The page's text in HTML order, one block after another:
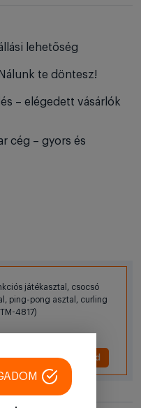
lehetőség
te döntesz!
– elégedett vásárlók
cég – gyors és
játékasztal, csocsó
ping-pong asztal, curling
4817)
+ Hozzáad